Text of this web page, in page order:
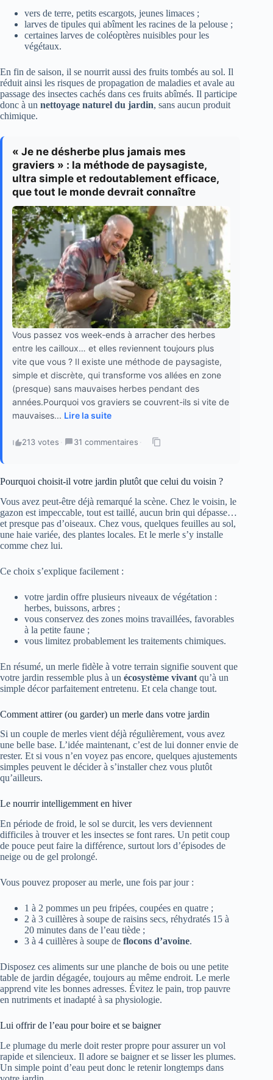
vers de terre, petits escargots, jeunes limaces ;
larves de tipules qui abîment les racines de la pelouse ;
certaines larves de coléoptères nuisibles pour les
végétaux.
En fin de saison, il se nourrit aussi des fruits tombés au sol. Il
réduit ainsi les risques de propagation de maladies et avale au
passage des insectes cachés dans ces fruits abîmés. Il participe
donc à un nettoyage naturel du jardin, sans aucun produit
chimique.
« Je ne désherbe plus jamais mes
graviers » : la méthode de paysagiste,
ultra simple et redoutablement efficace,
que tout le monde devrait connaître
Vous passez vos week-ends à arracher des herbes
entre les cailloux… et elles reviennent toujours plus
vite que vous ? Il existe une méthode de paysagiste,
simple et discrète, qui transforme vos allées en zone
(presque) sans mauvaises herbes pendant des
années.Pourquoi vos graviers se couvrent-ils si vite de
mauvaises... Lire la suite
213 votes · 31 commentaires ·
Pourquoi choisit-il votre jardin plutôt que celui du voisin ?
Vous avez peut-être déjà remarqué la scène. Chez le voisin, le
gazon est impeccable, tout est taillé, aucun brin qui dépasse…
et presque pas d’oiseaux. Chez vous, quelques feuilles au sol,
une haie variée, des plantes locales. Et le merle s’y installe
comme chez lui.
Ce choix s’explique facilement :
votre jardin offre plusieurs niveaux de végétation :
herbes, buissons, arbres ;
vous conservez des zones moins travaillées, favorables
à la petite faune ;
vous limitez probablement les traitements chimiques.
En résumé, un merle fidèle à votre terrain signifie souvent que
votre jardin ressemble plus à un écosystème vivant qu’à un
simple décor parfaitement entretenu. Et cela change tout.
Comment attirer (ou garder) un merle dans votre jardin
Si un couple de merles vient déjà régulièrement, vous avez
une belle base. L’idée maintenant, c’est de lui donner envie de
rester. Et si vous n’en voyez pas encore, quelques ajustements
simples peuvent le décider à s’installer chez vous plutôt
qu’ailleurs.
Le nourrir intelligemment en hiver
En période de froid, le sol se durcit, les vers deviennent
difficiles à trouver et les insectes se font rares. Un petit coup
de pouce peut faire la différence, surtout lors d’épisodes de
neige ou de gel prolongé.
Vous pouvez proposer au merle, une fois par jour :
1 à 2 pommes un peu fripées, coupées en quatre ;
2 à 3 cuillères à soupe de raisins secs, réhydratés 15 à
20 minutes dans de l’eau tiède ;
3 à 4 cuillères à soupe de flocons d’avoine.
Disposez ces aliments sur une planche de bois ou une petite
table de jardin dégagée, toujours au même endroit. Le merle
apprend vite les bonnes adresses. Évitez le pain, trop pauvre
en nutriments et inadapté à sa physiologie.
Lui offrir de l’eau pour boire et se baigner
Le plumage du merle doit rester propre pour assurer un vol
rapide et silencieux. Il adore se baigner et se lisser les plumes.
Un simple point d’eau peut donc le retenir longtemps dans